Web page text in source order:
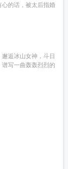
的话，被太后指婚
逅冰山女神，斗日
写一曲轰轰烈烈的